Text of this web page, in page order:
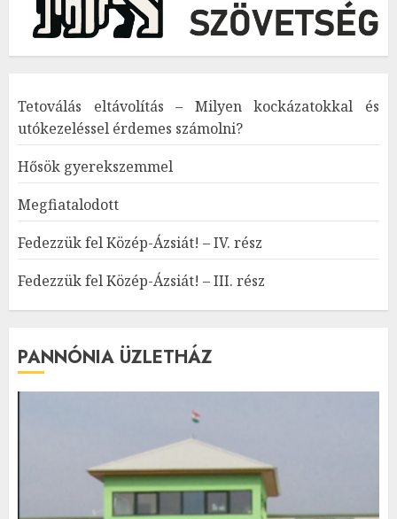
Tetoválás eltávolítás – Milyen kockázatokkal és
utókezeléssel érdemes számolni?
Hősök gyerekszemmel
Megfiatalodott
Fedezzük fel Közép-Ázsiát! – IV. rész
Fedezzük fel Közép-Ázsiát! – III. rész
PANNÓNIA ÜZLETHÁZ